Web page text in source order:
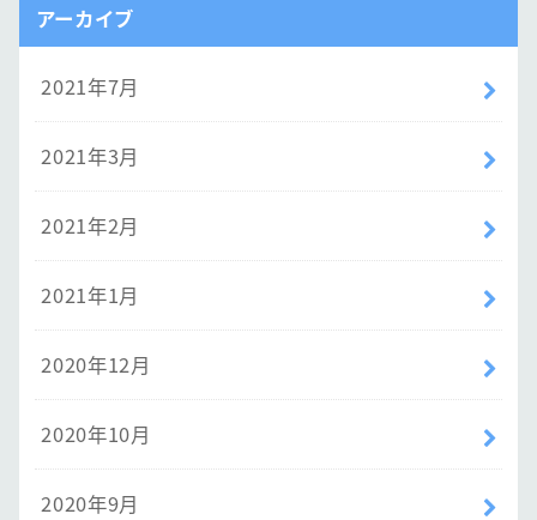
アーカイブ
2021年7月
2021年3月
2021年2月
2021年1月
2020年12月
2020年10月
2020年9月